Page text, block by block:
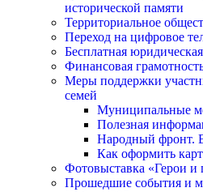
исторической памяти
Территориальное
Переход на цифровое
Бесплатная
Финансовая
Меры поддержки
семей
Муниципальные
Полезная
Народный фронт.
Как оформить
Фотовыставка «Герои и
Прошедшие события и